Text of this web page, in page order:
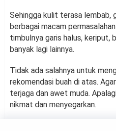
Sehingga kulit terasa lembab,
berbagai macam
timbulnya garis halus, keriput,
banyak lagi lainnya.
Tidak ada salahnya untuk
rekomendasi buah di atas.
terjaga dan awet muda.
nikmat dan menyegarkan.